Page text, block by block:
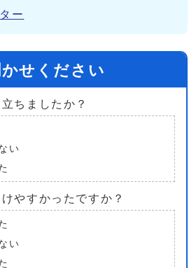
ー
せください
ちましたか？
い
やすかったですか？
い